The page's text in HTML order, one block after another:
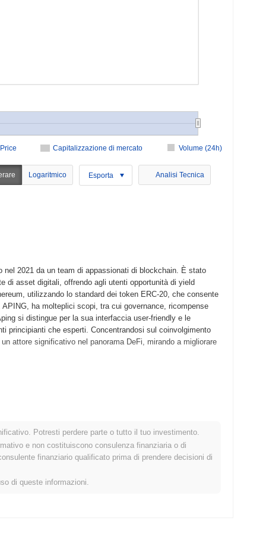
Capitalizzazione di mercato Volume (24h)
Price
Logaritmico Esporta Analisi Tecnica
2021 da un team di appassionati di blockchain. È stato
di asset digitali, offrendo agli utenti opportunità di yield
utilizzando lo standard dei token ERC-20, che consente
ha molteplici scopi, tra cui governance, ricompense
si distingue per la sua interfaccia user-friendly e le
principianti che esperti. Concentrandosi sul coinvolgimento
attore significativo nel panorama DeFi, mirando a migliorare
a sviluppatori e primi adottanti di sperimentare le sue
friendly per applicazioni di finanza decentralizzata (DeFi),
iniziale dei token è avvenuta attraverso un modello di lancio
senza le restrizioni dei metodi di raccolta fondi tradizionali.
e la formazione del suo ecosistema, posizionandolo come
Potresti perdere parte o tutto il tuo investimento.
e non costituiscono consulenza finanziaria o di
finanziario qualificato prima di prendere decisioni di
di queste informazioni.